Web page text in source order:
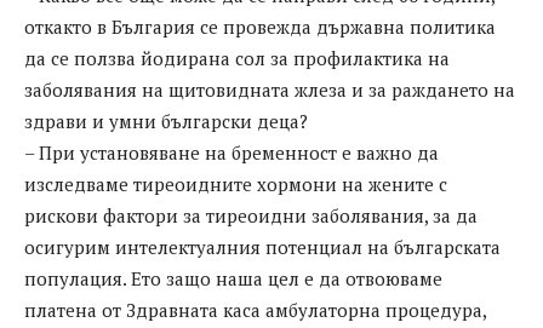
откакто в България се провежда държавна политика
да се ползва йодирана сол за профилактика на
заболявания на щитовидната жлеза и за раждането на
здрави и умни български деца?
– При установяване на бременност е важно да
изследваме тиреоидните хормони на жените с
рискови фактори за тиреоидни заболявания, за да
осигурим интелектуалния потенциал на българската
популация. Ето защо наша цел е да отвоюваме
платена от Здравната каса амбулаторна процедура,